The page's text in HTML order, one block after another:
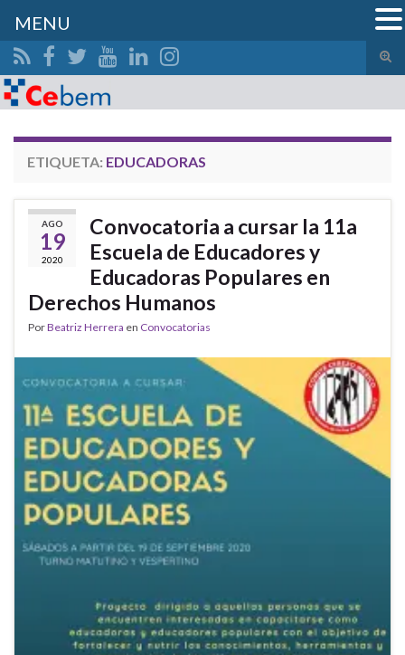
el
Search for:
ETIQUETA: EDUCADORAS
AGO
19
2020
Convocatoria a cursar la 11a
Escuela de Educadores y
Educadoras Populares en
Derechos Humanos
PorBeatriz Herrera en Convocatorias
MENU